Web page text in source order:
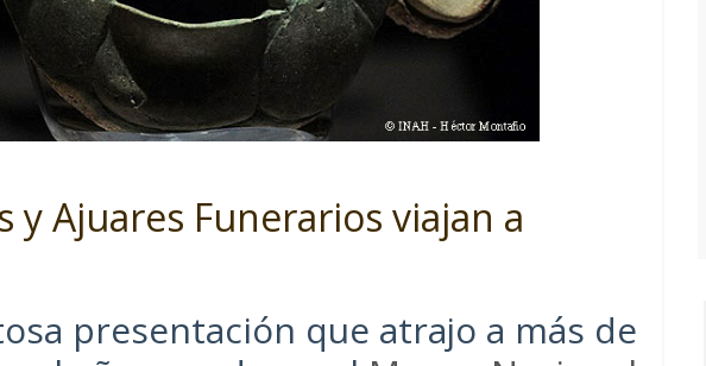
y Ajuares Funerarios viajan a
presentación que atrajo a más de